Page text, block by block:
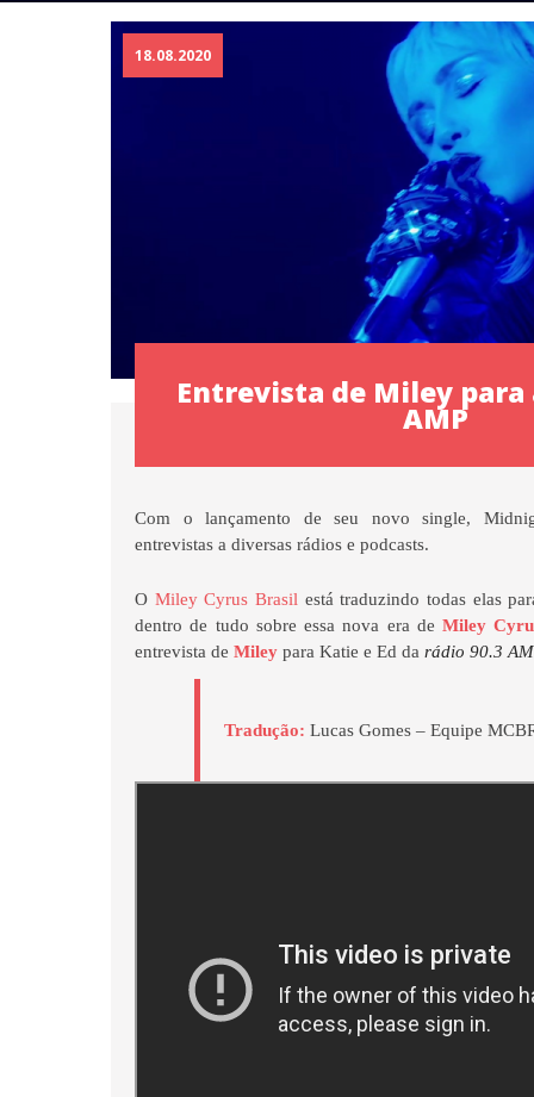
18.08.2020
Entrevista de Miley para
AMP
Com o lançamento de seu novo single,
entrevistas a diversas rádios e podcasts.
O Miley Cyrus Brasil está traduzindo todas elas
dentro de tudo sobre essa nova era deMiley
entrevista deMiley para Katie e Ed darádio 90.3
Tradução: Lucas Gomes – Equipe